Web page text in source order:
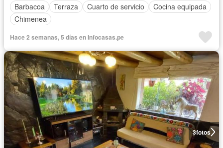
Barbacoa
Terraza Cuarto de servicio
Cocina equipada
Chimenea
Hace 2 semanas, 5 días en Infocasas.pe
3fotos